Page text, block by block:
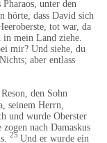
Pharaos, unter den
hörte, dass David sich
tot war, da
in mein Land ziehe.
mir? Und siehe, du
aber entlass
Reson, den Sohn
seinem Herrn,
und wurde Oberster
nach Damaskus
25Und er wurde ein